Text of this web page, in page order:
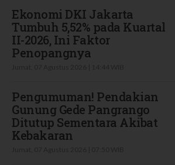
Ekonomi DKI Jakarta
Tumbuh 5,52% pada Kuartal
II-2026, Ini Faktor
Penopangnya
Pengumuman! Pendakian
Gunung Gede Pangrango
Ditutup Sementara Akibat
Kebakaran